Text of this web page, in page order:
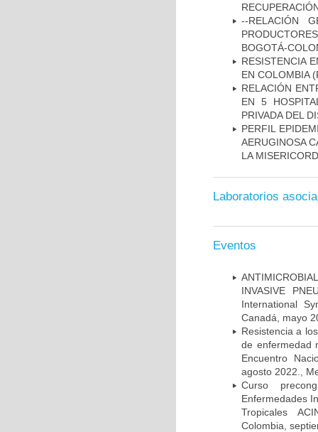
--RELACIÓN
BOGOTÁ-
RESISTENCIA
EN COLOMBIA
RELACIÓN
EN 5
PRIVADA DEL
PERFIL
AERUGINOSA
LA
Laboratorios
Eventos
INVASIVE
International
Canadá, mayo
Resistencia a
de enfermedad
Encuentro
agosto 2022.,
Curso
Enfermedades
Tropicales
Colombia,